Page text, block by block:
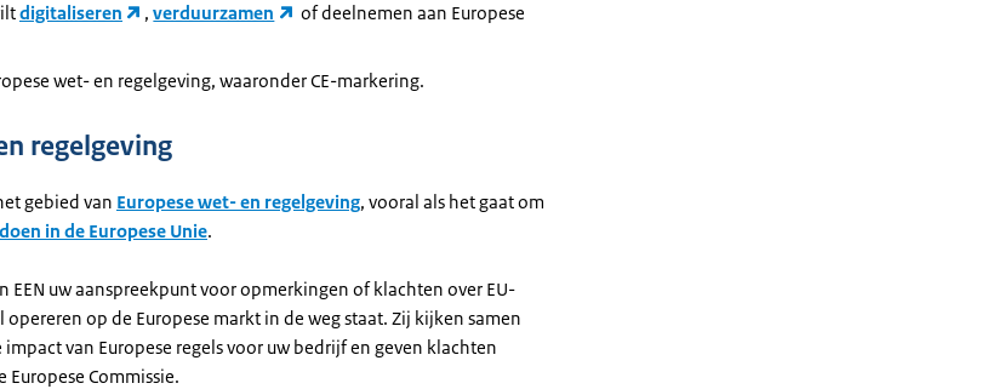
digitaliseren ,verduurzamen
of deelnemen aan Europese
wet- en regelgeving, waaronder CE-markering.
regelgeving
gebied van Europese wet- en regelgeving, vooral als het gaat om
in de Europese Unie.
EEN uw aanspreekpunt voor opmerkingen of klachten over EU-
opereren op de Europese markt in de weg staat. Zij kijken samen
van Europese regels voor uw bedrijf en geven klachten
Europese Commissie.